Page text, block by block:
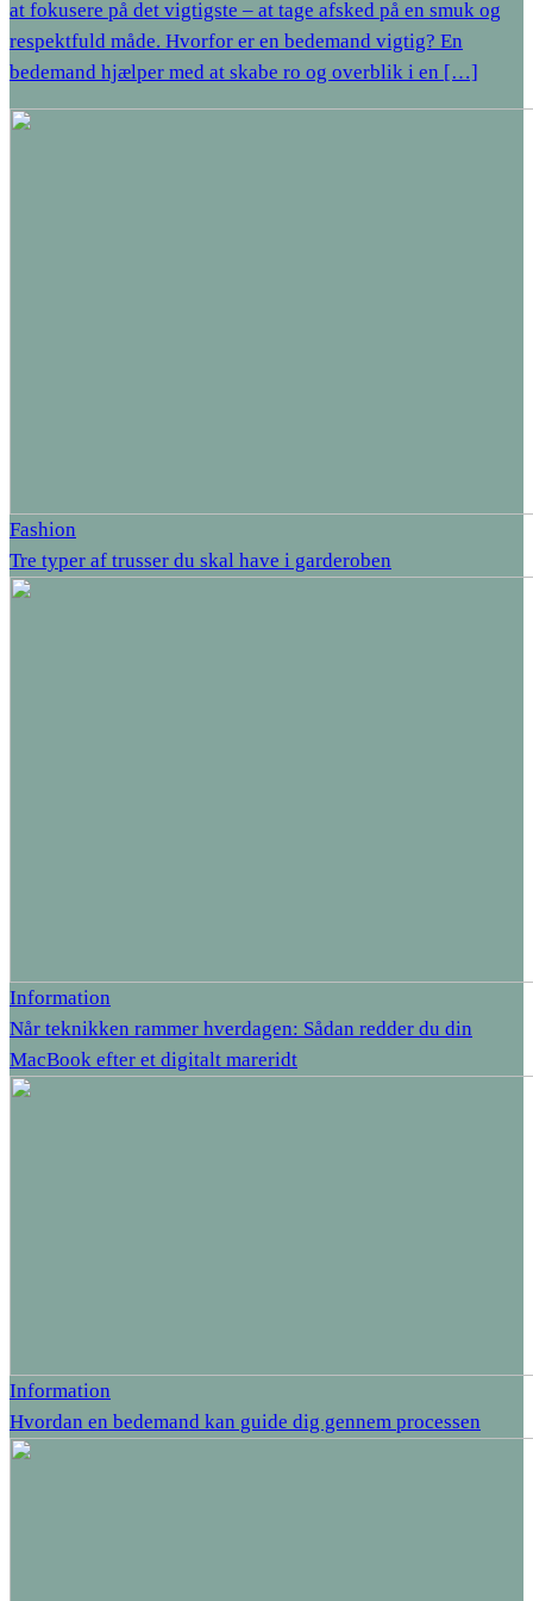
at fokusere på det vigtigste – at tage afsked på en smuk og
respektfuld måde. Hvorfor er en bedemand vigtig? En
bedemand hjælper med at skabe ro og overblik i en […]
Fashion
Tre typer af trusser du skal have i garderoben
Information
Når teknikken rammer hverdagen: Sådan redder du din
MacBook efter et digitalt mareridt
Information
Hvordan en bedemand kan guide dig gennem processen